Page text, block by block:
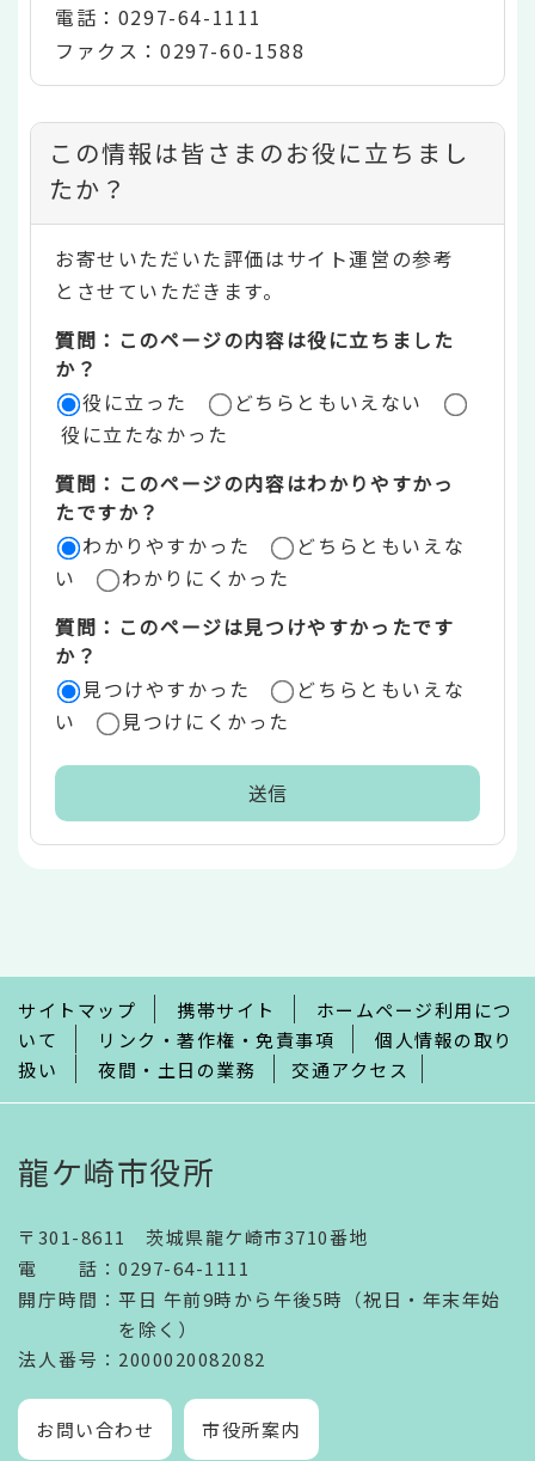
電話：0297-64-1111
ファクス：0297-60-1588
コ
ン
テ
ン
ツ
評
価
リ
ア
この情報は皆さまのお役に立ちまし
たか？
お寄せいただいた評価はサイト運営の参考
とさせていただきます。
質問：このページの内容は役に立ちました
か？
役に立った
どちらともいえない
役に立たなかった
質問：このページの内容はわかりやすかっ
たですか？
わかりやすかった
どちらともいえな
い
わかりにくかった
質問：このページは見つけやすかったです
か？
見つけやすかった
どちらともいえな
い
見つけにくかった
で
サイトマップ 携帯サイト
ホームページ利用につ
いて
リンク・著作権・免責事項
個人情報の取り
扱い
夜間・土日の業務 交通アクセス
龍ケ崎市役所
〒301-8611 茨城県龍ケ崎市3710番地
電話 ： 0297-64-1111
開庁時間 ： 平日 午前9時から午後5時（祝日・年末年始
を除く）
法人番号 ：2000020082082
お問い合わせ 市役所案内